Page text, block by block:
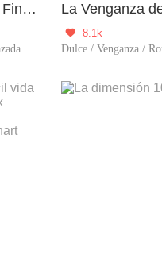
Mi Patrocinador Financiero Tiene Solo 5 Años
Dulce / CEO / Embarazada / Mundo del espectáculo / Pérdida de memoria / Aventura de una noche

8.1k